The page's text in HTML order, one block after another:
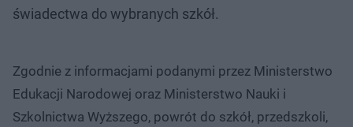
świadectwa do wybranych szkół.
Zgodnie z informacjami podanymi przez Ministerstwo
Edukacji Narodowej oraz Ministerstwo Nauki i
Szkolnictwa Wyższego, powrót do szkół, przedszkoli,